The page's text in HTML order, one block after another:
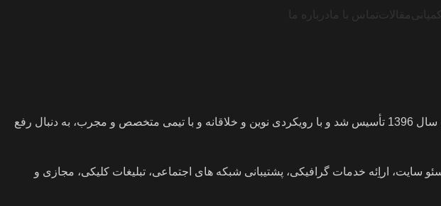
مقالاتتماس با ما درباره ما
آرمان کمپانی، شرکتی فعال و یکی از پیشتازان در زمینه برندسازی و توسعه کسب و کارها است که در مهرماه سال 1396 تأسیس شد و با رویکردی نوین و خلاقانه و با تیمی متخصص و مجرب، به دنبال رفع
سایت، اراِئه خدمات گرافیکی، پشتیبانی شبکه های اجتماعی، تبلیغات کلیکی، مجازی و